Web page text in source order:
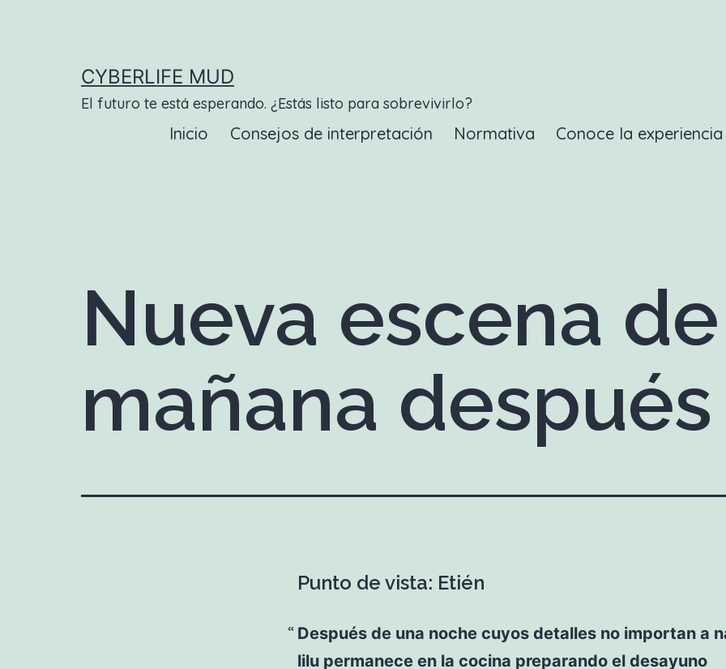
CYBERLIFE MUD
El futuro te está esperando. ¿Estás listo para sobrevivirlo?
Inicio Consejos de interpretación Normativa Conoce la
Nueva escena
mañana después
Punto de vista: Etién
Después de una noche cuyos detalles no importan a
lilu permanece en la cocina preparando el desayuno